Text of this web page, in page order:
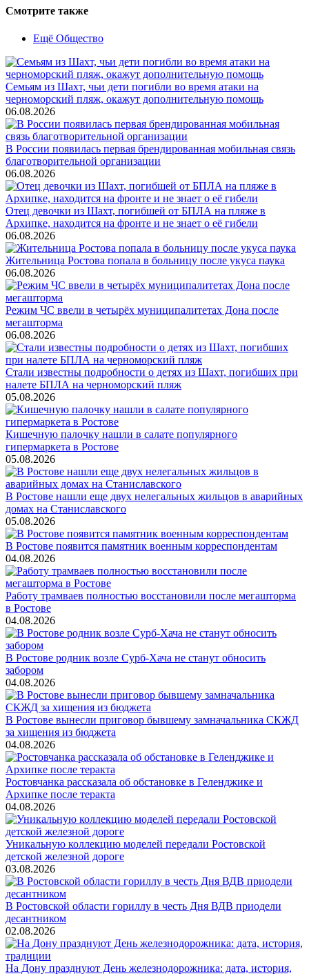
Смотрите также
Ещё Общество
Семьям из Шахт, чьи дети погибли во время атаки на
черноморский пляж, окажут дополнительную помощь
06.08.2026
В России появилась первая брендированная мобильная связь
благотворительной организации
06.08.2026
Отец девочки из Шахт, погибшей от БПЛА на пляже в
Архипке, находится на фронте и не знает о её гибели
06.08.2026
Жительница Ростова попала в больницу после укуса паука
06.08.2026
Режим ЧС ввели в четырёх муниципалитетах Дона после
мегашторма
06.08.2026
Стали известны подробности о детях из Шахт, погибших при
налете БПЛА на черноморский пляж
05.08.2026
Кишечную палочку нашли в салате популярного
гипермаркета в Ростове
05.08.2026
В Ростове нашли еще двух нелегальных жильцов в аварийных
домах на Станиславского
05.08.2026
В Ростове появится памятник военным корреспондентам
04.08.2026
Работу трамваев полностью восстановили после мегашторма
в Ростове
04.08.2026
В Ростове родник возле Сурб-Хача не станут обносить
забором
04.08.2026
В Ростове вынесли приговор бывшему замначальника СКЖД
за хищения из бюджета
04.08.2026
Ростовчанка рассказала об обстановке в Геленджике и
Архипке после теракта
04.08.2026
Уникальную коллекцию моделей передали Ростовской
детской железной дороге
03.08.2026
В Ростовской области гориллу в честь Дня ВДВ приодели
десантником
02.08.2026
На Дону празднуют День железнодорожника: дата, история,